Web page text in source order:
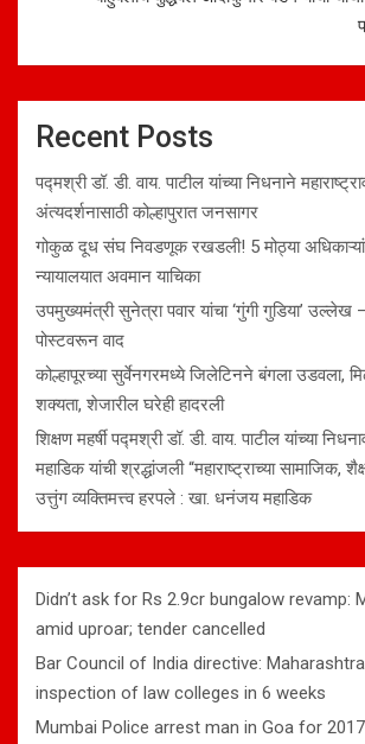
Recent Posts
पद्मश्री डॉ. डी. वाय. पाटील यांच्या निधनाने
अंत्यदर्शनासाठी कोल्हापुरात जनसागर
गोकुळ दूध संघ निवडणूक रखडली! 5 मोठ्या
न्यायालयात अवमान याचिका
उपमुख्यमंत्री सुनेत्रा पवार यांचा ‘गुंगी गुडिया’ उल्लेख
पोस्टवरून वाद
कोल्हापूरच्या सुर्वेनगरमध्ये जिलेटिनने बंगला उडवला,
शक्यता, शेजारील घरेही हादरली
शिक्षण महर्षी पद्मश्री डॉ. डी. वाय. पाटील यांच्या
महाडिक यांची श्रद्धांजली “महाराष्ट्राच्या सामाजिक,
उत्तुंग व्यक्तिमत्त्व हरपले : खा. धनंजय महाडिक
Didn’t ask for Rs 2.9cr bungalow revamp:
amid uproar; tender cancelled
Bar Council of India directive:
inspection of law colleges in 6 weeks
Mumbai Police arrest man in Goa for